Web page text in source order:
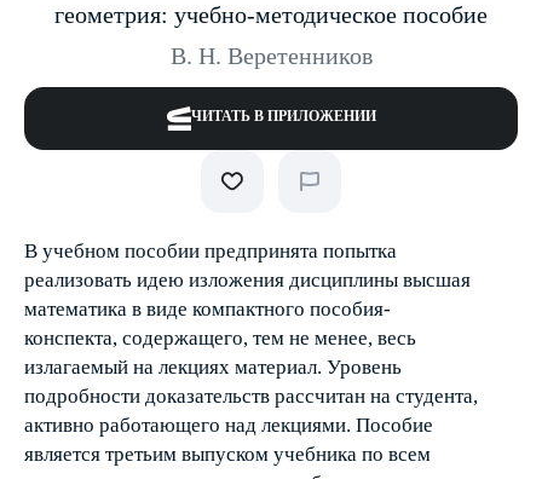
геометрия: учебно-методическое пособие
В. Н. Веретенников
ЧИТАТЬ В ПРИЛОЖЕНИИ
В учебном пособии предпринята попытка
реализовать идею изложения дисциплины высшая
математика в виде компактного пособия-
конспекта, содержащего, тем не менее, весь
излагаемый на лекциях материал. Уровень
подробности доказательств рассчитан на студента,
активно работающего над лекциями. Пособие
является третьим выпуском учебника по всем